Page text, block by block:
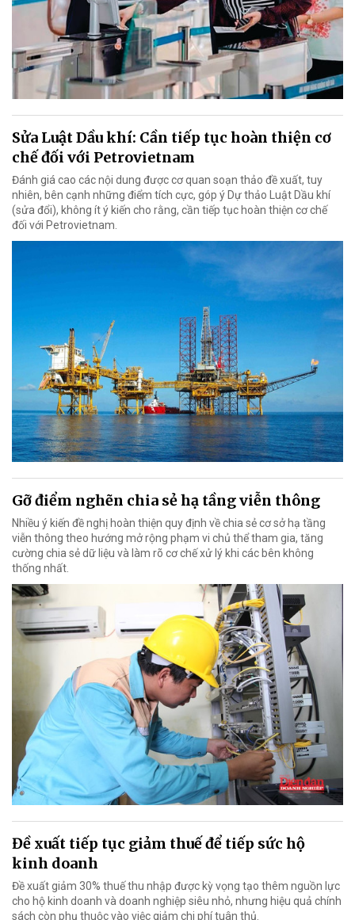
Sửa Luật Dầu khí: Cần tiếp tục hoàn thiện cơ
chế đối với Petrovietnam
Đánh giá cao các nội dung được cơ quan soạn thảo đề xuất, tuy
nhiên, bên cạnh những điểm tích cực, góp ý Dự thảo Luật Dầu khí
(sửa đổi), không ít ý kiến cho rằng, cần tiếp tục hoàn thiện cơ chế
đối với Petrovietnam.
Gỡ điểm nghẽn chia sẻ hạ tầng viễn thông
Nhiều ý kiến đề nghị hoàn thiện quy định về chia sẻ cơ sở hạ tầng
viễn thông theo hướng mở rộng phạm vi chủ thể tham gia, tăng
cường chia sẻ dữ liệu và làm rõ cơ chế xử lý khi các bên không
thống nhất.
Đề xuất tiếp tục giảm thuế để tiếp sức hộ
kinh doanh
Đề xuất giảm 30% thuế thu nhập được kỳ vọng tạo thêm nguồn lực
cho hộ kinh doanh và doanh nghiệp siêu nhỏ, nhưng hiệu quả chính
sách còn phụ thuộc vào việc giảm chi phí tuân thủ.